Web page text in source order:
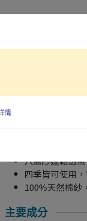
貝殼縫
產品特色
六層紗蓬鬆透
四季皆可使用
100%天然棉紗
主要成分
情